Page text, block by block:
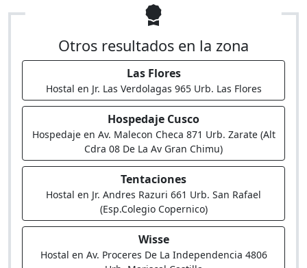
Otros resultados en la zona
Las Flores
Hostal en Jr. Las Verdolagas 965 Urb. Las Flores
Hospedaje Cusco
Hospedaje en Av. Malecon Checa 871 Urb. Zarate (Alt
Cdra 08 De La Av Gran Chimu)
Tentaciones
Hostal en Jr. Andres Razuri 661 Urb. San Rafael
(Esp.Colegio Copernico)
Wisse
Hostal en Av. Proceres De La Independencia 4806